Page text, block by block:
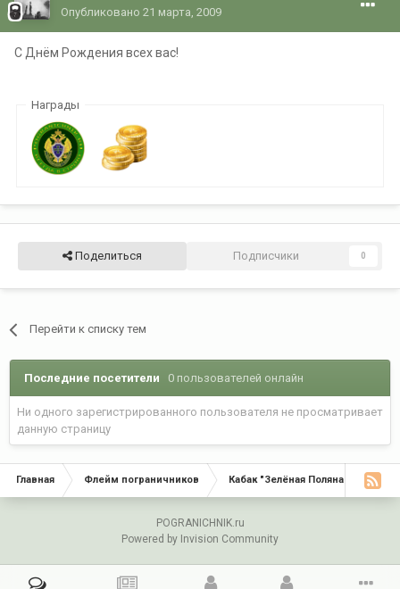
Опубликовано 21 марта, 2009
С Днём Рождения всех вас!
Награды
Поделиться Подписчики 0
Перейти к списку тем
Последние посетители 0 пользователей онлайн
Ни одного зарегистрированного пользователя не просматривает
данную страницу
Главная Флейм пограничников Кабак "Зелёная Поляна"
POGRANICHNIK.ru
Powered by Invision Community